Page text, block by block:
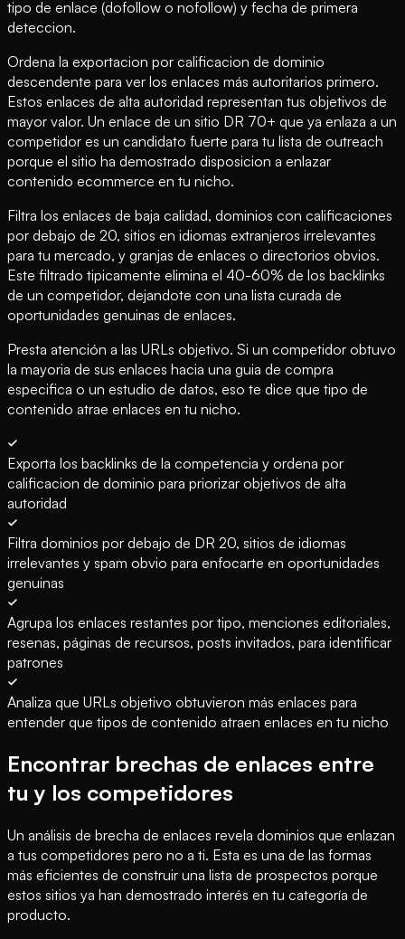
tipo de enlace (dofollow o nofollow) y fecha de primera
deteccion.
Ordena la exportacion por calificacion de dominio
descendente para ver los enlaces más autoritarios primero.
Estos enlaces de alta autoridad representan tus objetivos de
mayor valor. Un enlace de un sitio DR 70+ que ya enlaza a un
competidor es un candidato fuerte para tu lista de outreach
porque el sitio ha demostrado disposicion a enlazar
contenido ecommerce en tu nicho.
Filtra los enlaces de baja calidad, dominios con calificaciones
por debajo de 20, sitios en idiomas extranjeros irrelevantes
para tu mercado, y granjas de enlaces o directorios obvios.
Este filtrado tipicamente elimina el 40-60% de los backlinks
de un competidor, dejandote con una lista curada de
oportunidades genuinas de enlaces.
Presta atención a las URLs objetivo. Si un competidor obtuvo
la mayoria de sus enlaces hacia una guia de compra
especifica o un estudio de datos, eso te dice que tipo de
contenido atrae enlaces en tu nicho.
Exporta los backlinks de la competencia y ordena por
calificacion de dominio para priorizar objetivos de alta
autoridad
Filtra dominios por debajo de DR 20, sitios de idiomas
irrelevantes y spam obvio para enfocarte en oportunidades
genuinas
Agrupa los enlaces restantes por tipo, menciones editoriales,
resenas, páginas de recursos, posts invitados, para identificar
patrones
Analiza que URLs objetivo obtuvieron más enlaces para
entender que tipos de contenido atraen enlaces en tu nicho
Encontrar brechas de enlaces entre
tu y los competidores
Un análisis de brecha de enlaces revela dominios que enlazan
a tus competidores pero no a ti. Esta es una de las formas
más eficientes de construir una lista de prospectos porque
estos sitios ya han demostrado interés en tu categoría de
producto.